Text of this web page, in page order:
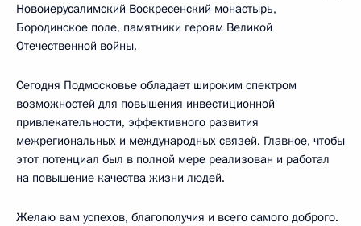
Новоиерусалимский Воскресенский монастырь,
Бородинское поле, памятники героям Великой
Отечественной войны.
Сегодня Подмосковье обладает широким спектром
возможностей для повышения инвестиционной
привлекательности, эффективного развития
межрегиональных и международных связей. Главное, чтобы
этот потенциал был в полной мере реализован и работал
на повышение качества жизни людей.
Желаю вам успехов, благополучия и всего самого доброго.